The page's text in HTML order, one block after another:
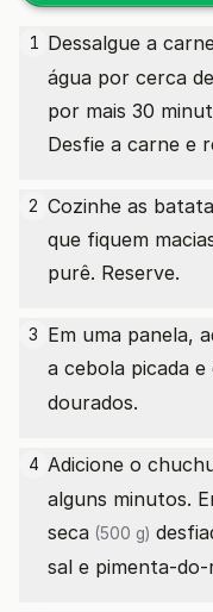
1 Dessalgue a
água por cerca
por mais 30
Desfie a carne e
2 Cozinhe as
que fiquem
purê. Reserve.
3 Em uma panela,
a cebola picada e
dourados.
4 Adicione o
alguns minutos.
seca (500 g)
sal e pimenta-